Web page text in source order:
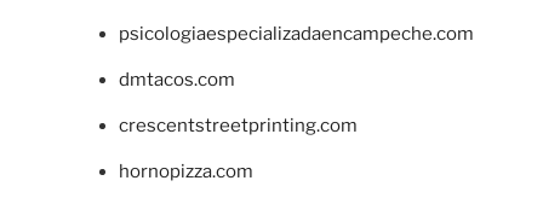
psicologiaespecializadaencampeche.com
dmtacos.com
crescentstreetprinting.com
hornopizza.com